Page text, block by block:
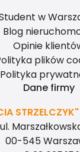
w
Blog
Opinie
plików
Polityka
Dane firmy
ul.
00-545